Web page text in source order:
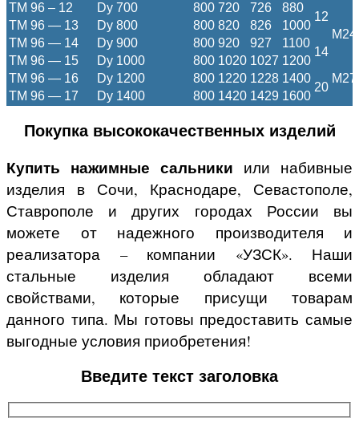
ТМ 96 – 12
Dy 700 800 720 726 880
12
ТМ 96 — 13 Dy 800 800 820 826 1000
M24
ТМ 96 — 14 Dy 900 800 920 927 1100
14
ТМ 96 — 15 Dy 1000 800 1020 1027 1200
M27
ТМ 96 — 16 Dy 1200 800 1220 1228 1400
20
ТМ 96 — 17 Dy 1400 800 1420 1429 1600
Покупка высококачественных изделий
Купить нажимные сальники или набивные
изделия в Сочи, Краснодаре, Севастополе,
Ставрополе и других городах России вы
можете от надежного производителя и
реализатора – компании «УЗСК». Наши
стальные изделия обладают всеми
свойствами, которые присущи товарам
данного типа. Мы готовы предоставить самые
выгодные условия приобретения!
Введите текст заголовка